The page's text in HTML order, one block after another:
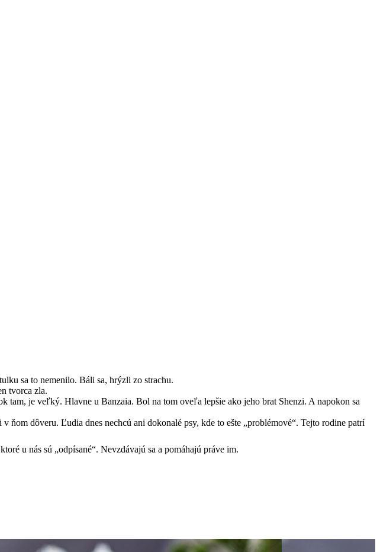
sa to nemenilo. Báli sa, hrýzli zo strachu.
tvorca zla.
tam, je veľký. Hlavne u Banzaia. Bol na tom oveľa lepšie ako jeho brat Shenzi. A napokon sa
ňom dôveru. Ľudia dnes nechcú ani dokonalé psy, kde to ešte „problémové“. Tejto rodine patrí
u nás sú „odpísané“. Nevzdávajú sa a pomáhajú práve im.